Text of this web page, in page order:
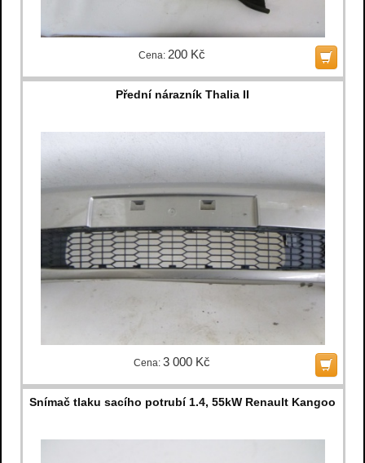
Cena: 200 Kč
Přední nárazník Thalia II
Cena: 3 000 Kč
Snímač tlaku sacího potrubí 1.4, 55kW Renault Kangoo